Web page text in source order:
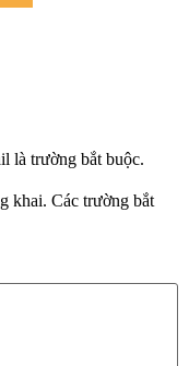
là trường bắt buộc.
khai. Các trường bắt